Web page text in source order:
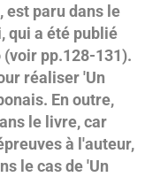
est paru dans le
qui a été publié
pp.128-131).
réaliser 'Un
En outre,
le livre, car
à l'auteur,
le cas de 'Un